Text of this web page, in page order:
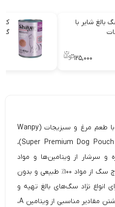
شایر با
۱۲۵,۰۰۰
طعم مرغ و سبزیجات (Wanpy
Super Premium Dog Pouch with Chicken & Vegetable)،
و سرشار از ویتامین‌ها و مواد
سگ
از مواد ۱۰۰٪ طبیعی و بدون
انواع نژاد سگ‌های بالغ تهیه و
تولید شده است. همچنین با داشتن مقادیر مناسبی از ویتامین A،